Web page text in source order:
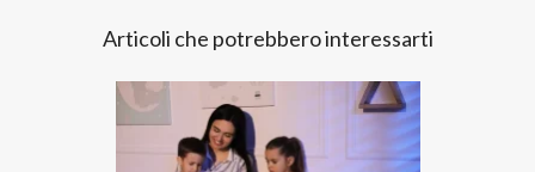
Articoli che potrebbero interessarti